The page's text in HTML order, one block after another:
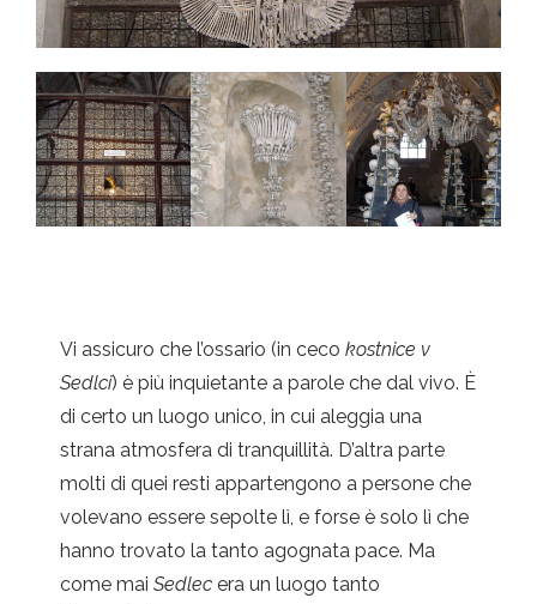
Vi assicuro che l’ossario (in ceco kostnice v
Sedlci) è più inquietante a parole che dal vivo. È
di certo un luogo unico, in cui aleggia una
strana atmosfera di tranquillità. D’altra parte
molti di quei resti appartengono a persone che
volevano essere sepolte lì, e forse è solo lì che
hanno trovato la tanto agognata pace. Ma
come mai Sedlec era un luogo tanto